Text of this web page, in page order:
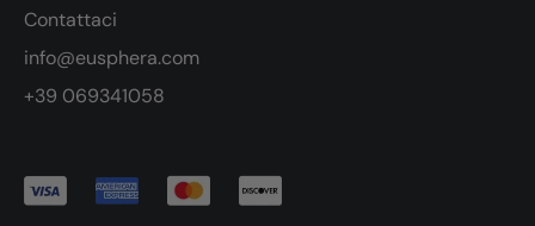
Contattaci
info@eusphera.com
+39 069341058